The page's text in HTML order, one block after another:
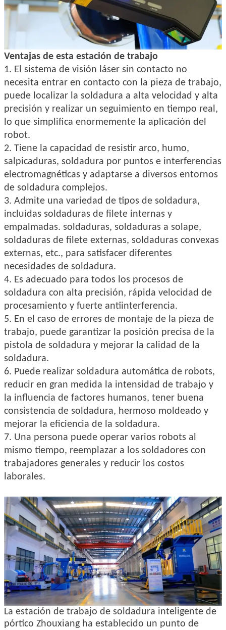
Ventajas de esta estación de trabajo
1. El sistema de visión láser sin contacto no
necesita entrar en contacto con la pieza de trabajo,
puede localizar la soldadura a alta velocidad y alta
precisión y realizar un seguimiento en tiempo real,
lo que simplifica enormemente la aplicación del
robot.
2. Tiene la capacidad de resistir arco, humo,
salpicaduras, soldadura por puntos e interferencias
electromagnéticas y adaptarse a diversos entornos
de soldadura complejos.
3. Admite una variedad de tipos de soldadura,
incluidas soldaduras de filete internas y
empalmadas. soldaduras, soldaduras a solape,
soldaduras de filete externas, soldaduras convexas
externas, etc., para satisfacer diferentes
necesidades de soldadura.
4. Es adecuado para todos los procesos de
soldadura con alta precisión, rápida velocidad de
procesamiento y fuerte antiinterferencia.
5. En el caso de errores de montaje de la pieza de
trabajo, puede garantizar la posición precisa de la
pistola de soldadura y mejorar la calidad de la
soldadura.
6. Puede realizar soldadura automática de robots,
reducir en gran medida la intensidad de trabajo y
la influencia de factores humanos, tener buena
consistencia de soldadura, hermoso moldeado y
mejorar la eficiencia de la soldadura.
7. Una persona puede operar varios robots al
mismo tiempo, reemplazar a los soldadores con
trabajadores generales y reducir los costos
laborales.
La estación de trabajo de soldadura inteligente de
pórtico Zhouxiang ha establecido un punto de